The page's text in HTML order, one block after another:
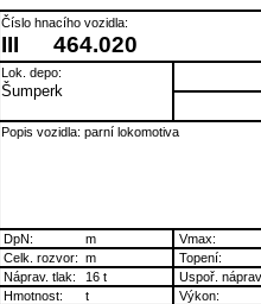
Číslo hnacího vozidla:
III 464.020
Lok. depo:
Šumperk
Popis vozidla: parní lokomotiva
DpN: m
Vmax:
Celk. rozvor: m
Topení:
Náprav. tlak:
16 t
Uspoř.
Hmotnost:
t
Výkon: